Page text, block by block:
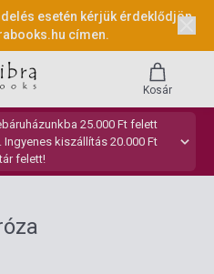
esetén kérjük érdeklődjön
címen.
25.000 Ft felett
kiszállítás 20.000 Ft
felett!
Kosár